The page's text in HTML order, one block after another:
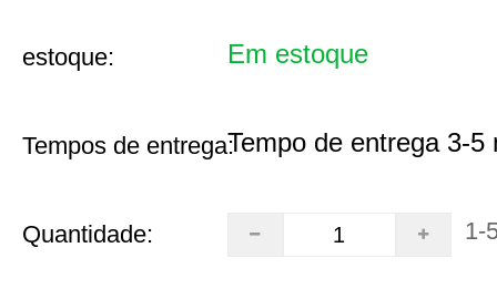
estoque: Em estoque
Tempos de entrega:Tempo de entrega 3-5
Quantidade: 1-